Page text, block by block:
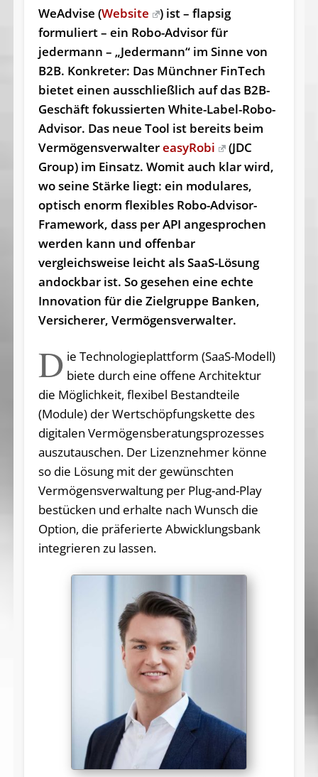
WeAdvise (Website
) ist – flapsig
formuliert – ein Robo-Advisor für
jedermann – „Jedermann“ im Sinne von
B2B. Konkreter: Das Münchner FinTech
bietet einen ausschließlich auf das B2B-
Geschäft fokussierten White-Label-Robo-
Advisor. Das neue Tool ist bereits beim
VermögensverwaltereasyRobi
(JDC
Group) im Einsatz. Womit auch klar wird,
wo seine Stärke liegt: ein modulares,
optisch enorm flexibles Robo-Advisor-
Framework, dass per API angesprochen
werden kann und offenbar
vergleichsweise leicht als SaaS-Lösung
andockbar ist. So gesehen eine echte
Innovation für die Zielgruppe Banken,
Versicherer, Vermögensverwalter.
D ie Technologieplattform (SaaS-Modell)
biete durch eine offene Architektur
die Möglichkeit, flexibel Bestandteile
(Module) der Wertschöpfungskette des
digitalen Vermögensberatungsprozesses
auszutauschen. Der Lizenznehmer könne
so die Lösung mit der gewünschten
Vermögensverwaltung per Plug-and-Play
bestücken und erhalte nach Wunsch die
Option, die präferierte Abwicklungsbank
integrieren zu lassen.